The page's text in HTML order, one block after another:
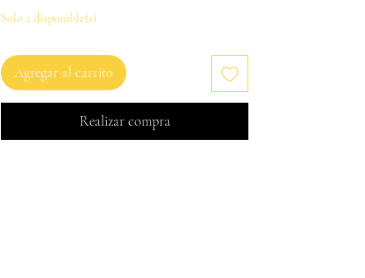
Solo 2 disponible(s)
Agregar al carrito
Realizar compra